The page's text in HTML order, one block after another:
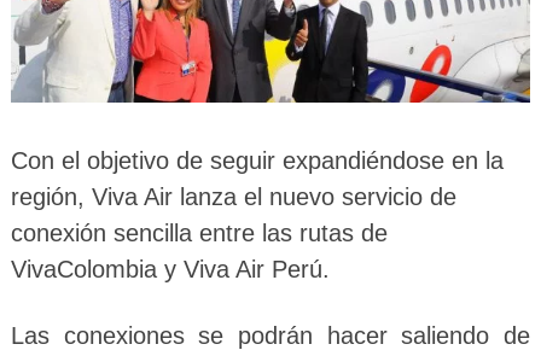
Con el objetivo de seguir expandiéndose en la
región, Viva Air lanza el nuevo servicio de
conexión sencilla entre las rutas de
VivaColombia y Viva Air Perú.
Las conexiones se podrán hacer saliendo de